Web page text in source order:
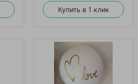
Купить в 1 клик